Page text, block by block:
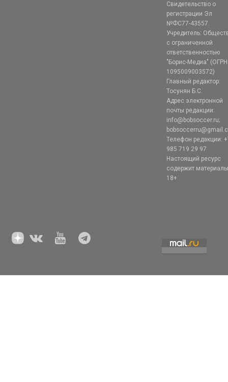
Свидетельство о
регистрации Эл
№ФС77-43557.
Учредитель:
с ограниченной
ответственностью
"Борис-Медиа" (ОГРН
1095009003572)
Главный редактор:
Тосунян Б.С.
Адрес электронной
почты редакции:
info@bobsoccer.ru;
Телефон редакции:
985 719 29 97
Настоящий ресурс
содержит
18+